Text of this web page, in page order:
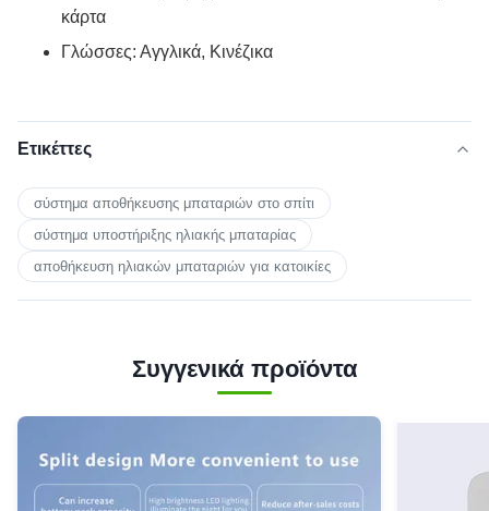
κάρτα
Γλώσσες: Αγγλικά, Κινέζικα
Ετικέττες
σύστημα αποθήκευσης μπαταριών στο σπίτι
σύστημα υποστήριξης ηλιακής μπαταρίας
αποθήκευση ηλιακών μπαταριών για κατοικίες
Συγγενικά προϊόντα